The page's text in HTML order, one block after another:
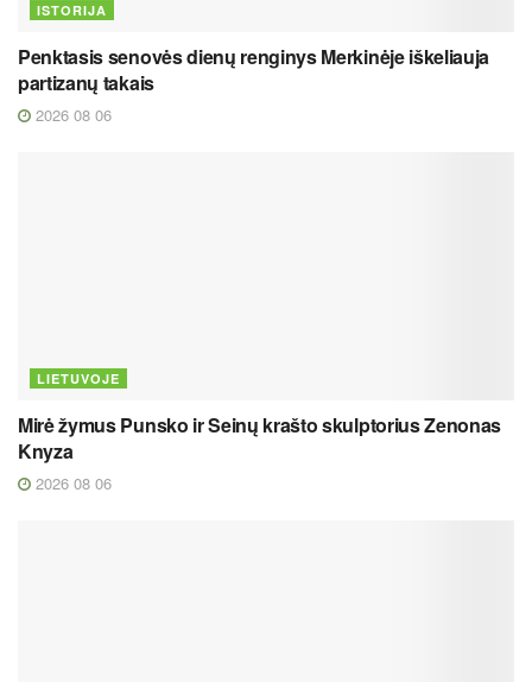
ISTORIJA
Penktasis senovės dienų renginys Merkinėje iškeliauja
partizanų takais
2026 08 06
LIETUVOJE
Mirė žymus Punsko ir Seinų krašto skulptorius Zenonas
Knyza
2026 08 06